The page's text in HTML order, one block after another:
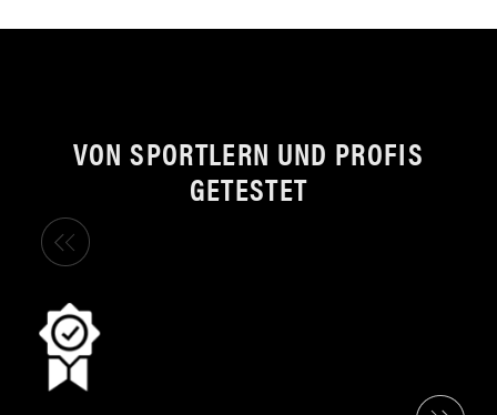
VON SPORTLERN UND PROFIS
GETESTET